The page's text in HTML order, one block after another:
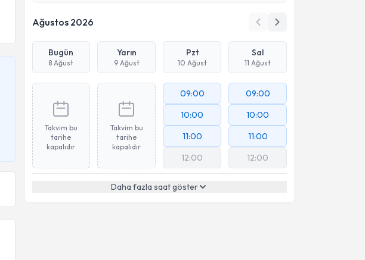
Ağustos 2026
Bugün
8 Ağust
Yarın
9 Ağust
Pzt
10 Ağust
Sal
11 Ağust
Takvim bu
tarihe
kapalıdır
Takvim bu
tarihe
kapalıdır
09:00
10:00
11:00
12:00
09:00
10:00
11:00
12:00
Daha fazla saat göster